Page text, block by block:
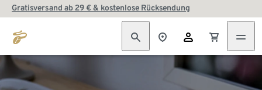
Gratisversand ab 29 € & kostenlose Rücksendung